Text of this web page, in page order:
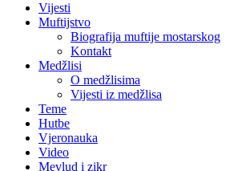
Vijesti
Muftijstvo
Biografija muftije mostarskog
Kontakt
Medžlisi
O medžlisima
Vijesti iz medžlisa
Teme
Hutbe
Vjeronauka
Video
Mevlud i zikr